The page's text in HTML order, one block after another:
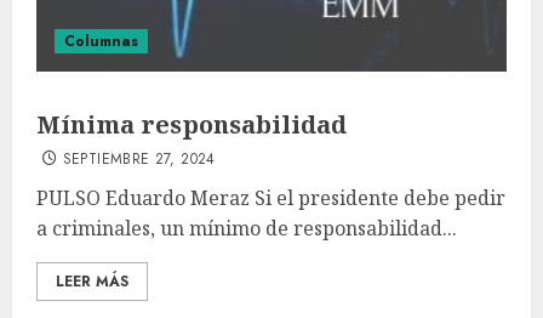
Columnas
Mínima responsabilidad
SEPTIEMBRE 27, 2024
PULSO Eduardo Meraz Si el presidente debe pedir
a criminales, un mínimo de responsabilidad...
LEER MÁS